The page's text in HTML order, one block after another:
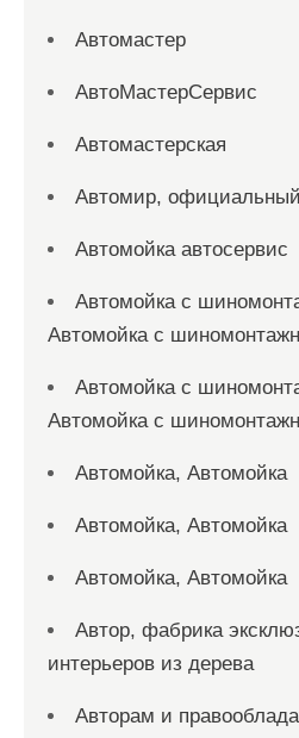
Автомастер
АвтоМастерСервис
Автомастерская
Автомир,
Автомойка автосервис
Автомойка с
Автомойка с
Автомойка с
Автомойка с
Автомойка, Автомойка
Автомойка, Автомойка
Автомойка, Автомойка
Автор, фабрика
интерьеров из дерева
Авторам и